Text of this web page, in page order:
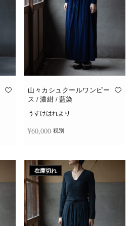
山々カシュクールワンピー
ス / 濃紺 / 藍染
うすけはれより
¥60,000 税別
在庫切れ